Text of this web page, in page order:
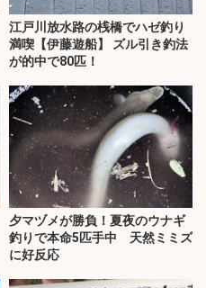
江戸川放水路の桟橋でハゼ釣り
満喫【伊藤遊船】 ズル引き釣法
が的中で80匹！
夕マヅメが勝負！夏夜のウナギ
釣りで本命5匹手中 天然ミミズ
に好反応